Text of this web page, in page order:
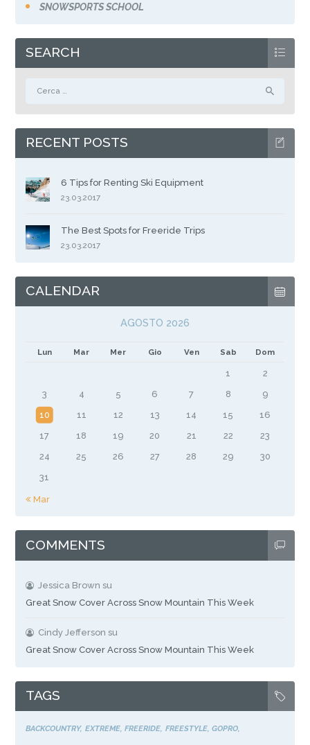
SNOWSPORTS SCHOOL
SEARCH
RECENT POSTS
6 Tips for Renting Ski Equipment
23.03.2017
The Best Spots for Freeride Trips
23.03.2017
CALENDAR
AGOSTO 2026
Lun Mar Mer Gio Ven Sab Dom
1
2
3
4 5 6 7 8
9
10
11 12 13 14 15
16
17
18 19 20 21 22
23
24
25 26 27 28 29
30
31
« Mar
COMMENTS
Jessica Brown su
Great Snow Cover Across Snow Mountain This Week
Cindy Jefferson su
Great Snow Cover Across Snow Mountain This Week
TAGS
BACKCOUNTRY EXTREME FREERIDE FREESTYLE GOPRO